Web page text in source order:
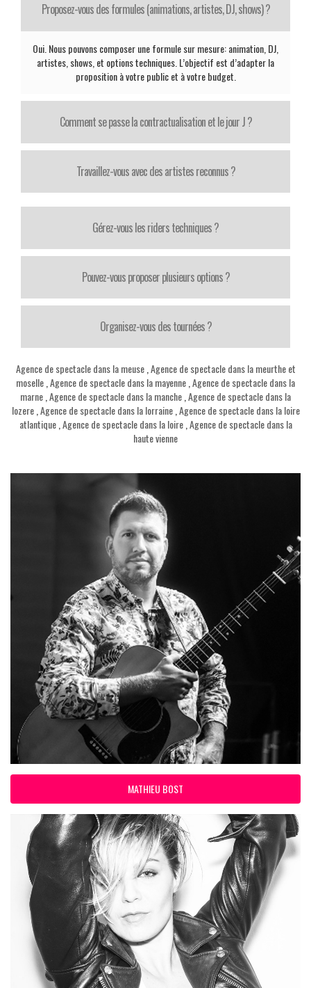
Proposez-vous des formules (animations, artistes, DJ, shows) ?
Oui. Nous pouvons composer une formule sur mesure: animation, DJ,
artistes, shows, et options techniques. L’objectif est d’adapter la
proposition à votre public et à votre budget.
Comment se passe la contractualisation et le jour J ?
Travaillez-vous avec des artistes reconnus ?
Gérez-vous les riders techniques ?
Pouvez-vous proposer plusieurs options ?
Organisez-vous des tournées ?
Agence de spectacle dans la meuse, Agence de spectacle dans la meurthe et
moselle Agence de spectacle dans la mayenne Agence de spectacle dans la
marne Agence de spectacle dans la manche Agence de spectacle dans la
lozere, Agence de spectacle dans la lorraine, Agence de spectacle dans la loire
atlantique, Agence de spectacle dans la loire, Agence de spectacle dans la
haute vienne
MATHIEU BOST